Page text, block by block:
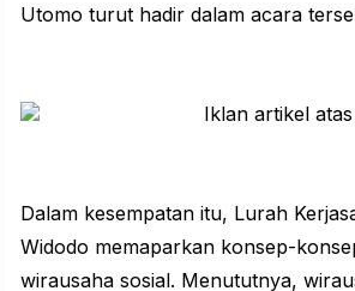
Utomo turut hadir dalam acara
Dalam kesempatan itu, Lurah
Widodo memaparkan konsep-
wirausaha sosial. Menututnya,